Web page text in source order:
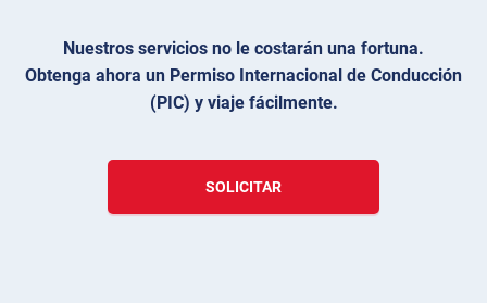
Nuestros servicios no le costarán una fortuna.
Obtenga ahora un Permiso Internacional de Conducción
(PIC) y viaje fácilmente.
SOLICITAR